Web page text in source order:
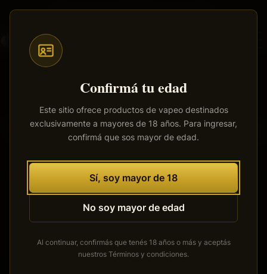
Confirmá tu edad
Este sitio ofrece productos de vapeo destinados
exclusivamente a mayores de 18 años. Para ingresar,
confirmá que sos mayor de edad.
Sí, soy mayor de 18
No soy mayor de edad
Al continuar, confirmás que tenés 18 años o más y aceptás
nuestros Términos y condiciones.
Saltar
contenido
principal
Envíos a todo el país· 100% productos originales
Tenemos grandes proyectos
Se está cocinando algo grande. Nuestra tienda está en
obras y pronto abrirá sus puertas.